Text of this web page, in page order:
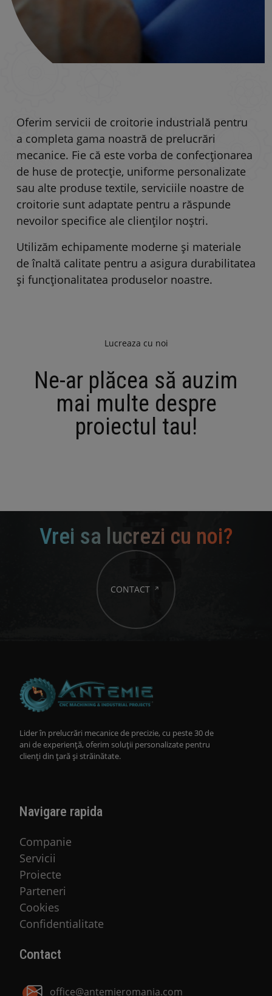
Oferim servicii de croitorie industrială pentru
a completa gama noastră de prelucrări
mecanice. Fie că este vorba de confecționarea
de huse de protecție, uniforme personalizate
sau alte produse textile, serviciile noastre de
croitorie sunt adaptate pentru a răspunde
nevoilor specifice ale clienților noștri.
Utilizăm echipamente moderne și materiale
de înaltă calitate pentru a asigura durabilitatea
și funcționalitatea produselor noastre.
Lucreaza cu noi
Ne-ar plăcea să auzim
mai multe despre
proiectul tau!
Lider în prelucrări mecanice de precizie, cu peste 30 de
ani de experiență, oferim soluții personalizate pentru
clienți din țară și străinătate.
Navigare rapida
Companie
Servicii
Proiecte
Parteneri
Cookies
Confidentialitate
Contact
office@antemieromania.com
Vrei sa lucrezi cu noi?
CONTACT